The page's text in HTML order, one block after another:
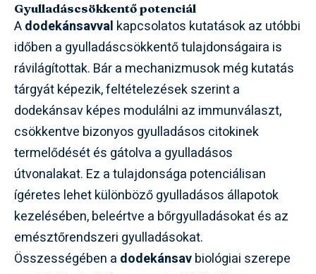
Gyulladáscsökkentő potenciál
Adodekánsavval kapcsolatos kutatások az utóbbi
időben a gyulladáscsökkentő tulajdonságaira is
rávilágítottak. Bár a mechanizmusok még kutatás
tárgyát képezik, feltételezések szerint a
dodekánsav képes modulálni az immunválaszt,
csökkentve bizonyos gyulladásos citokinek
termelődését és gátolva a gyulladásos
útvonalakat. Ez a tulajdonsága potenciálisan
ígéretes lehet különböző gyulladásos állapotok
kezelésében, beleértve a bőrgyulladásokat és az
emésztőrendszeri gyulladásokat.
Összességében a dodekánsavbiológiai szerepe